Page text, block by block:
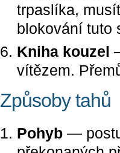
trpaslíka,
blokování tuto
Kniha kouzel
vítězem.
Způsoby tahů
Pohyb —